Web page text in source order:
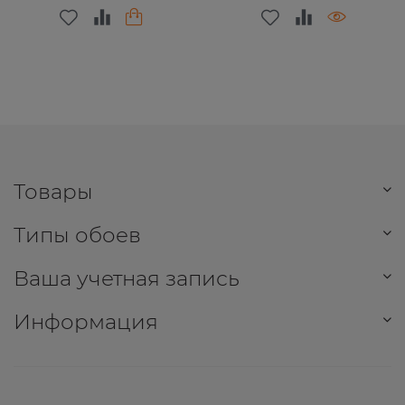
Товары
Типы обоев
Ваша учетная запись
Информация